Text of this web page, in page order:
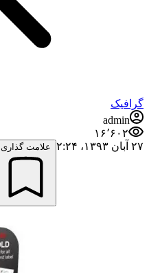
گرافیک
admin
۱۶٬۶۰۲
۲۷ آبان ۱۳۹۳،‏ ۲:۲۴
علامت گذاری